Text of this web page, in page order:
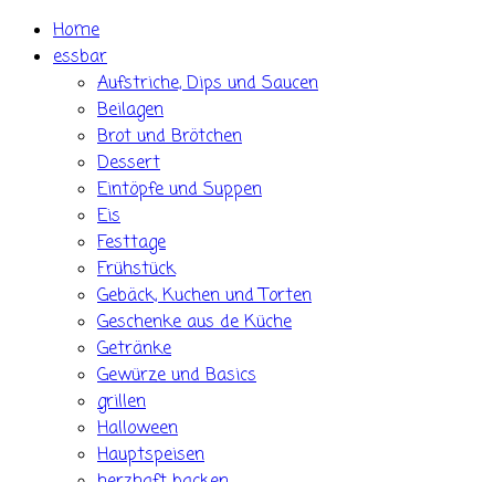
Skip Home
essbar
Aufstriche, Dips und Saucen
Beilagen
Brot und Brötchen
Dessert
Eintöpfe und Suppen
Eis
Festtage
Frühstück
Gebäck, Kuchen und Torten
Geschenke aus de Küche
Getränke
Gewürze und Basics
grillen
Halloween
Hauptspeisen